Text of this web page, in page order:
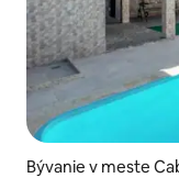
Bývanie v meste